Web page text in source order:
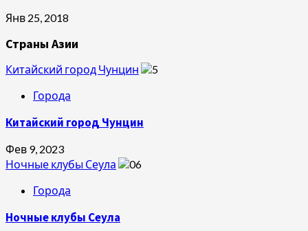
Янв 25, 2018
Страны Азии
Китайский город Чунцин
Города
Китайский город Чунцин
Фев 9, 2023
Ночные клубы Сеула
Города
Ночные клубы Сеула